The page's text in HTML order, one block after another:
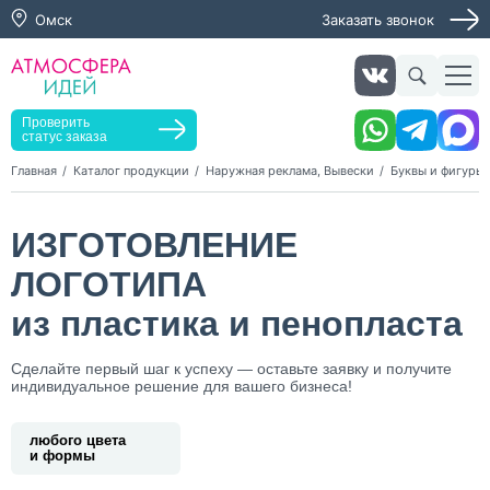
Омск Заказать звонок
Проверить
статус заказа
Главная Каталог продукции Наружная реклама, Вывески Буквы и фигуры
ИЗГОТОВЛЕНИЕ
ЛОГОТИПА
из пластика и пенопласта
Сделайте первый шаг к успеху — оставьте заявку и получите
индивидуальное решение для вашего бизнеса!
любого цвета
и формы
Заказать услугу
Оставьте заявку, мы свяжемся с вами в ближайшее
Заказать звонок
обработку персональных данных и согласие с политикой
конфиденциальности
Нажимая на кнопку, я даю согласие на получение
заявку